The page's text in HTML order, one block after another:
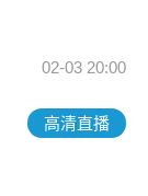
02-03 20:00
高清直播